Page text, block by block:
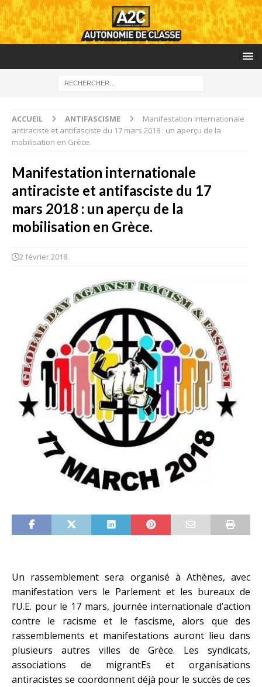
ACCUEIL ANTIFASCISME
Manifestation internationale
antiraciste et antifasciste du 17 mars 2018 : un aperçu de la
mobilisation en Grèce.
Manifestation internationale
antiraciste et antifasciste du 17
mars 2018 : un aperçu de la
mobilisation en Grèce.
2 février 2018
Un rassemblement sera organisé à Athènes, avec
manifestation vers le Parlement et les bureaux de
l’U.E. pour le 17 mars, journée internationale d’action
contre le racisme et le fascisme, alors que des
rassemblements et manifestations auront lieu dans
plusieurs autres villes de Grèce. Les syndicats,
associations de migrantEs et organisations
antiracistes se coordonnent déjà pour le succès de ces